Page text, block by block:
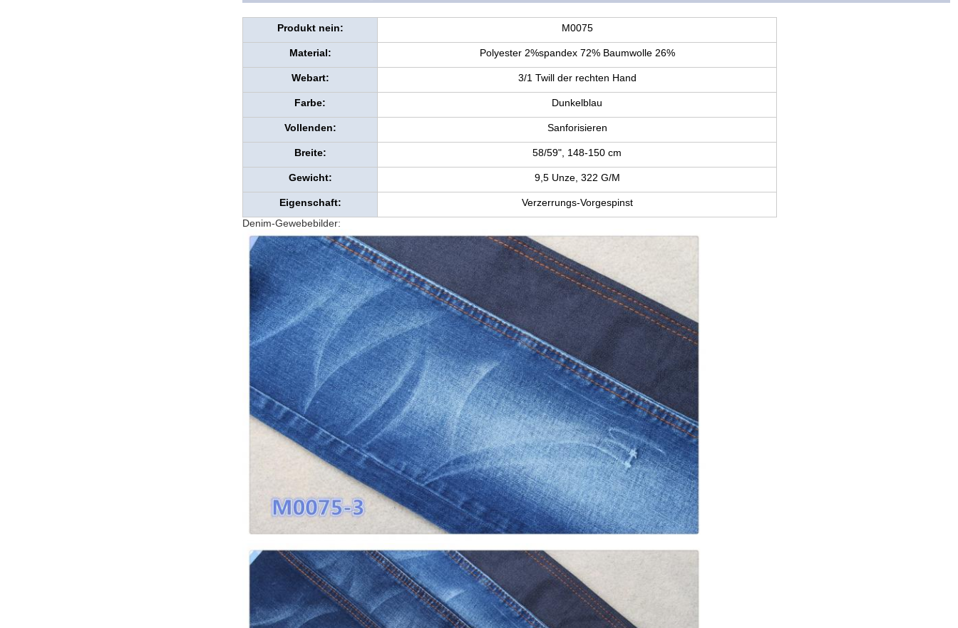
Produkt nein: M0075
Material: Polyester 2%spandex 72% Baumwolle 26%
Webart: 3/1 Twill der rechten Hand
Farbe: Dunkelblau
Vollenden: Sanforisieren
Breite: 58/59", 148-150 cm
Gewicht: 9,5 Unze, 322 G/M
Eigenschaft:
Verzerrungs-Vorgespinst
Denim-Gewebebilder: